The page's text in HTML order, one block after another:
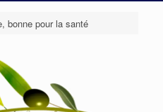
bonne pour la santé